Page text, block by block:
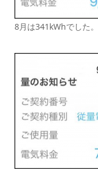
8月は341kWhでした